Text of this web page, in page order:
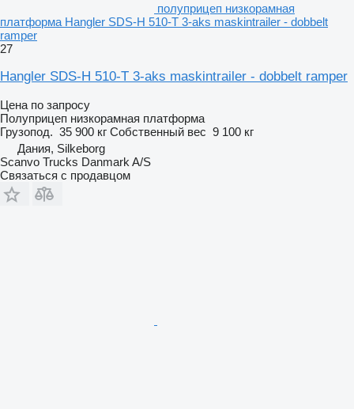
полуприцеп низкорамная
платформа Hangler SDS-H 510-T 3-aks maskintrailer - dobbelt
ramper
27
Hangler SDS-H 510-T 3-aks maskintrailer - dobbelt ramper
Цена по запросу
Полуприцеп низкорамная платформа
Грузопод. 35 900 кг Собственный вес 9 100 кг
Дания, Silkeborg
Scanvo Trucks Danmark A/S
Связаться с продавцом